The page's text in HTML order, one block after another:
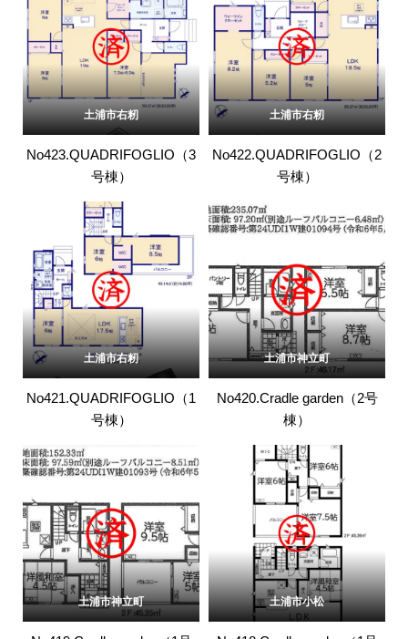
土浦市右籾
No423.QUADRIFOGLIO（3
号棟）
土浦市右籾
No422.QUADRIFOGLIO（2
号棟）
土浦市右籾
No421.QUADRIFOGLIO（1
号棟）
土浦市神立町
No420.Cradle garden（2号
棟）
土浦市神立町 土浦市小松